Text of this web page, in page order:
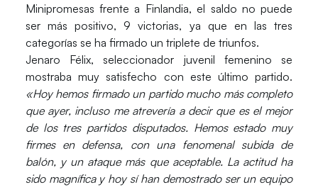
Minipromesas frente a Finlandia, el saldo no puede
ser más positivo, 9 victorias, ya que en las tres
categorías se ha firmado un triplete de triunfos.
Jenaro Félix, seleccionador juvenil femenino se
mostraba muy satisfecho con este último partido.
«Hoy hemos firmado un partido mucho más completo
que ayer, incluso me atrevería a decir que es el mejor
de los tres partidos disputados. Hemos estado muy
firmes en defensa, con una fenomenal subida de
balón, y un ataque más que aceptable. La actitud ha
sido magnífica y hoy sí han demostrado ser un equipo